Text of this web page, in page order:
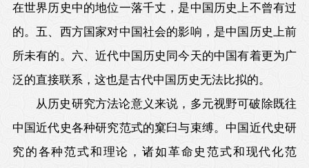
在世界历史中的地位一落千丈，是中国历史上不曾有过
的。五、西方国家对中国社会的影响，是中国历史上前
所未有的。六、近代中国历史同今天的中国有着更为广
泛的直接联系，这也是古代中国历史无法比拟的。
从历史研究方法论意义来说，多元视野可破除既往
中国近代史各种研究范式的窠臼与束缚。中国近代史研
究的各种范式和理论，诸如革命史范式和现代化范